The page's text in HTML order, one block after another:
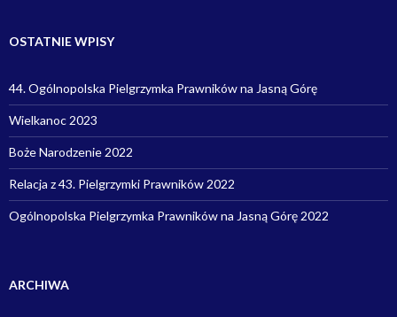
a
OSTATNIE WPISY
44. Ogólnopolska Pielgrzymka Prawników na Jasną Górę
Wielkanoc 2023
Boże Narodzenie 2022
Relacja z 43. Pielgrzymki Prawników 2022
Ogólnopolska Pielgrzymka Prawników na Jasną Górę 2022
ARCHIWA